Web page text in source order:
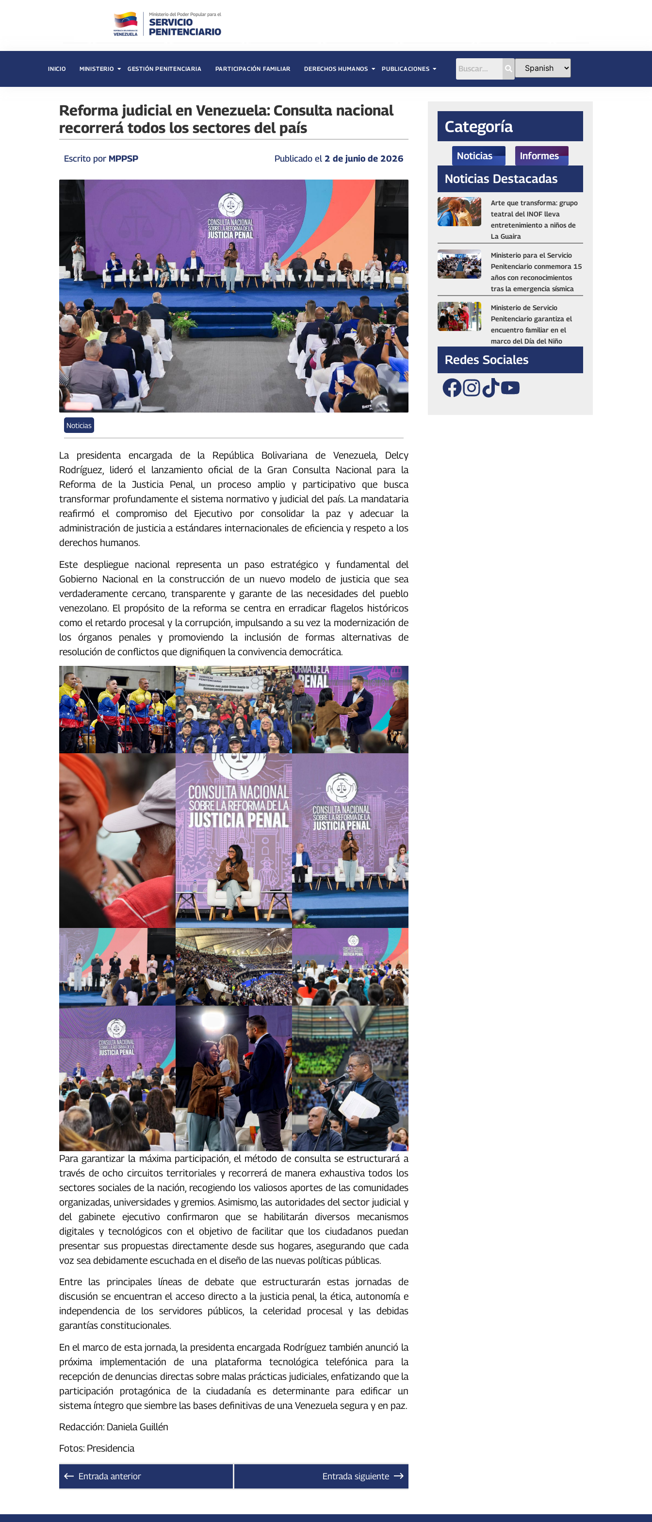
INICIO MINISTERIO GESTIÓN PENITENCIARIA PARTICIPACIÓN FAMILIAR DERECHOS HUMANOS PUBLICACIONES
Reforma judicial en Venezuela: Consulta nacional
recorrerá todos los sectores del país
Escrito por MPPSP Publicado el 2 de junio de 2026
Noticias
La presidenta encargada de la República Bolivariana de Venezuela, Delcy
Rodríguez, lideró el lanzamiento oficial de la Gran Consulta Nacional para la
Reforma de la Justicia Penal, un proceso amplio y participativo que busca
transformar profundamente el sistema normativo y judicial del país. ‎‎La mandataria
reafirmó el compromiso del Ejecutivo por consolidar la paz y adecuar la
administración de justicia a estándares internacionales de eficiencia y respeto a los
derechos humanos.‎‎
Este despliegue nacional representa un paso estratégico y fundamental del
Gobierno Nacional en la construcción de un nuevo modelo de justicia que sea
verdaderamente cercano, transparente y garante de las necesidades del pueblo
venezolano. El propósito de la reforma se centra en erradicar flagelos históricos
como el retardo procesal y la corrupción, impulsando a su vez la modernización de
los órganos penales y promoviendo la inclusión de formas alternativas de
resolución de conflictos que dignifiquen la convivencia democrática.‎‎
Para garantizar la máxima participación, el método de consulta se estructurará a
través de ocho circuitos territoriales y recorrerá de manera exhaustiva todos los
sectores sociales de la nación, recogiendo los valiosos aportes de las comunidades
organizadas, universidades y gremios. Asimismo, las autoridades del sector judicial y
del gabinete ejecutivo confirmaron que se habilitarán diversos mecanismos
digitales y tecnológicos con el objetivo de facilitar que los ciudadanos puedan
presentar sus propuestas directamente desde sus hogares, asegurando que cada
voz sea debidamente escuchada en el diseño de las nuevas políticas públicas.
‎‎Entre las principales líneas de debate que estructurarán estas jornadas de
discusión se encuentran el acceso directo a la justicia penal, la ética, autonomía e
independencia de los servidores públicos, la celeridad procesal y las debidas
garantías constitucionales. ‎‎
En el marco de esta jornada, la presidenta encargada Rodríguez también anunció la
próxima implementación de una plataforma tecnológica telefónica para la
recepción de denuncias directas sobre malas prácticas judiciales, enfatizando que la
participación protagónica de la ciudadanía es determinante para edificar un
sistema íntegro que siembre las bases definitivas de una Venezuela segura y en paz.
Redacción: Daniela Guillén
Fotos: Presidencia
Entrada anterior Entrada siguiente
Categoría
Noticias Informes
Noticias Destacadas
Arte que transforma: grupo
teatral del INOF lleva
entretenimiento a niños de
La Guaira
Ministerio para el Servicio
Penitenciario conmemora 15
años con reconocimientos
tras la emergencia sísmica
Ministerio de Servicio
Penitenciario garantiza el
encuentro familiar en el
marco del Día del Niño
Redes Sociales